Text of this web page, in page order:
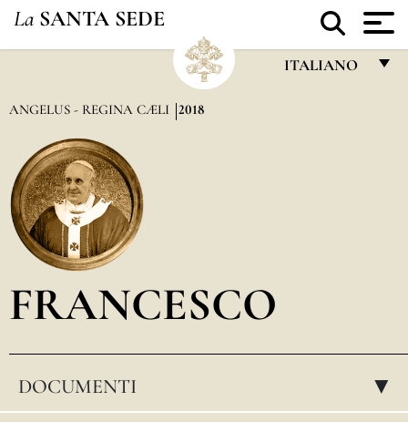
La SANTA SEDE
ITALIANO
العربيّة
ANGELUS - REGINA CÆLI 2018
FRANCESCO
DOCUMENTI ▸